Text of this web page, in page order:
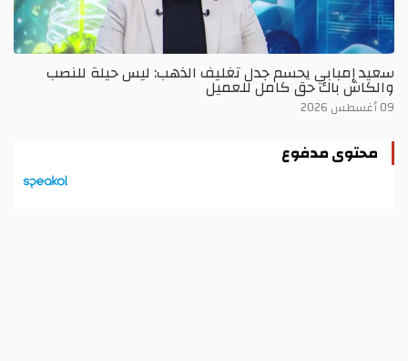
سعيد إمبابي يحسم جدل تغليف الذهب: ليس حيلة للنصب
والكاش باك حق كامل للعميل
09 أغسطس 2026
محتوى مدفوع